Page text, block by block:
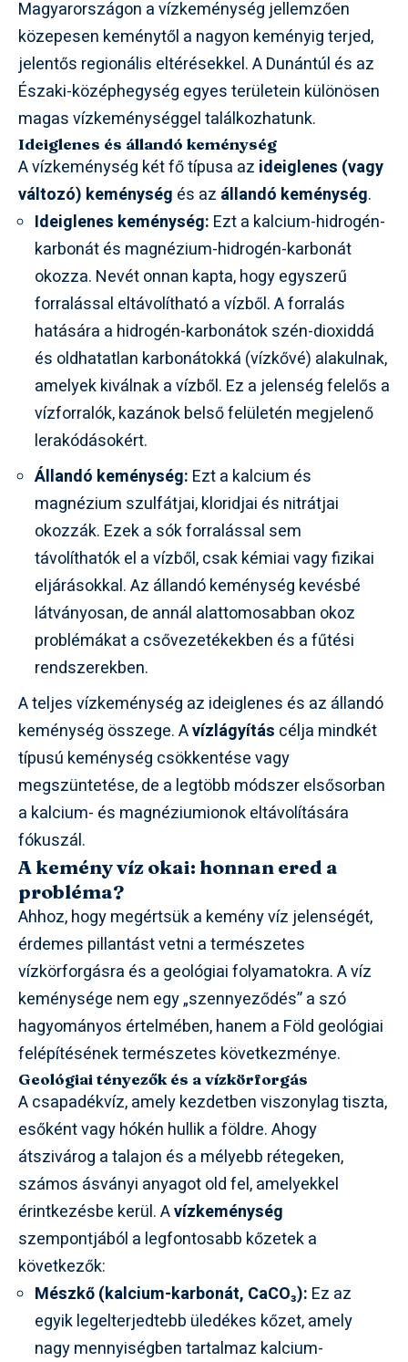
Magyarországon a vízkeménység jellemzően
közepesen keménytől a nagyon keményig terjed,
jelentős regionális eltérésekkel. A Dunántúl és az
Északi-középhegység egyes területein különösen
magas vízkeménységgel találkozhatunk.
Ideiglenes és állandó keménység
A vízkeménység két fő típusa az ideiglenes (vagy
változó) keménység és az állandó keménység.
Ideiglenes keménység: Ezt a kalcium-hidrogén-
karbonát és magnézium-hidrogén-karbonát
okozza. Nevét onnan kapta, hogy egyszerű
forralással eltávolítható a vízből. A forralás
hatására a hidrogén-karbonátok szén-dioxiddá
és oldhatatlan karbonátokká (vízkővé) alakulnak,
amelyek kiválnak a vízből. Ez a jelenség felelős a
vízforralók, kazánok belső felületén megjelenő
lerakódásokért.
Állandó keménység: Ezt a kalcium és
magnézium szulfátjai, kloridjai és nitrátjai
okozzák. Ezek a sók forralással sem
távolíthatók el a vízből, csak kémiai vagy fizikai
eljárásokkal. Az állandó keménység kevésbé
látványosan, de annál alattomosabban okoz
problémákat a csővezetékekben és a fűtési
rendszerekben.
A teljes vízkeménység az ideiglenes és az állandó
keménység összege. Avízlágyítás célja mindkét
típusú keménység csökkentése vagy
megszüntetése, de a legtöbb módszer elsősorban
a kalcium- és magnéziumionok eltávolítására
fókuszál.
A kemény víz okai: honnan ered a
probléma?
Ahhoz, hogy megértsük a kemény víz jelenségét,
érdemes pillantást vetni a természetes
vízkörforgásra és a geológiai folyamatokra. A víz
keménysége nem egy „szennyeződés” a szó
hagyományos értelmében, hanem a Föld geológiai
felépítésének természetes következménye.
Geológiai tényezők és a vízkörforgás
A csapadékvíz, amely kezdetben viszonylag tiszta,
esőként vagy hókén hullik a földre. Ahogy
átszivárog a talajon és a mélyebb rétegeken,
számos ásványi anyagot old fel, amelyekkel
érintkezésbe kerül. Avízkeménység
szempontjából a legfontosabb kőzetek a
következők:
Mészkő (kalcium-karbonát, CaCO₃): Ez az
egyik legelterjedtebb üledékes kőzet, amely
nagy mennyiségben tartalmaz kalcium-